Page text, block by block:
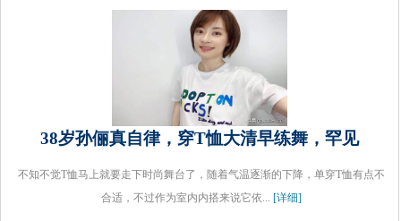
38岁孙俪真自律，穿T恤大清早练舞，罕见
不知不觉T恤马上就要走下时尚舞台了，随着气温逐渐的下降，单穿T恤有点不
合适，不过作为室内内搭来说它依... [详细]